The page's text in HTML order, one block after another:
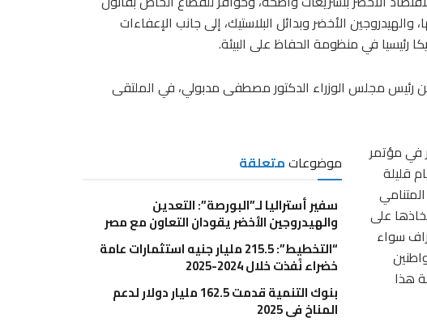
والهيدروجين الأخضر وبدائل البلاستيك، إلى جانب الإعفاءات
رئيسيا في منظومة الحفاظ على البيئة.
عن رئيس مجلس الوزراء الدكتور مصطفى مدبولي، في الملتقى
موضوعاتمتعلقة
سفير أستراليا لـ”البورصة”: التعدين
والهيدروجين الأخضر يقودان التعاون مع مصر
“التخطيط”: 215.5 مليار جنيه استثمارات عامة
خضراء نُفذت خلال 2024-2025
بنوك التنمية قدمت 162.5 مليار دولار لدعم
المناخ في 2025
في مؤتمر
قليلة
على
سواء
هذا